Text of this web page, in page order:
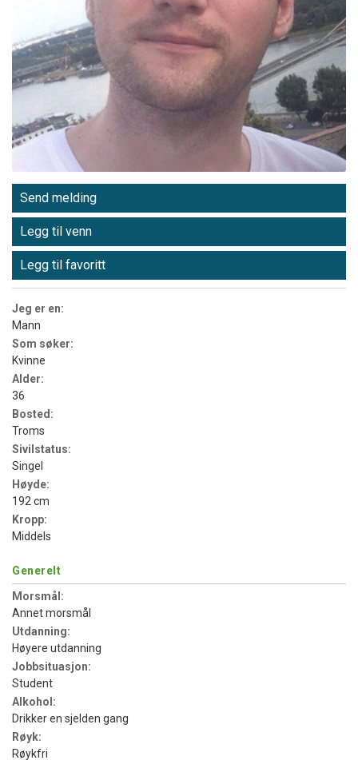
Send melding
Legg til venn
Legg til favoritt
Jeg er en:
Mann
Som søker:
Kvinne
Alder:
36
Bosted:
Troms
Sivilstatus:
Singel
Høyde:
192 cm
Kropp:
Middels
Generelt
Morsmål:
Annet morsmål
Utdanning:
Høyere utdanning
Jobbsituasjon:
Student
Alkohol:
Drikker en sjelden gang
Røyk:
Røykfri